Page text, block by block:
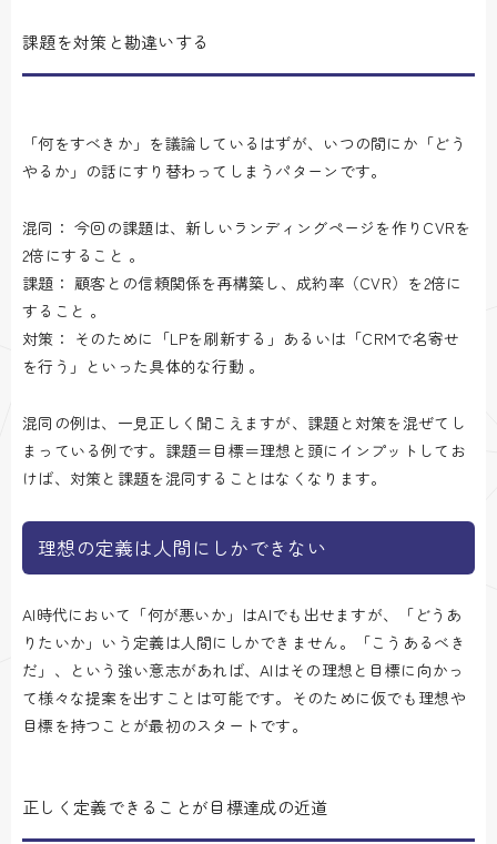
課題を対策と勘違いする
「何をすべきか」を議論しているはずが、いつの間にか「どう
やるか」の話にすり替わってしまうパターンです。
混同： 今回の課題は、新しいランディングページを作りCVRを
2倍にすること 。
課題： 顧客との信頼関係を再構築し、成約率（CVR）を2倍に
すること 。
対策： そのために「LPを刷新する」あるいは「CRMで名寄せ
を行う」といった具体的な行動 。
混同の例は、一見正しく聞こえますが、課題と対策を混ぜてし
まっている例です。課題＝目標＝理想と頭にインプットしてお
けば、対策と課題を混同することはなくなります。
理想の定義は人間にしかできない
AI時代において「何が悪いか」はAIでも出せますが、「どうあ
りたいか」いう定義は人間にしかできません。「こうあるべき
だ」、という強い意志があれば、AIはその理想と目標に向かっ
て様々な提案を出すことは可能です。そのために仮でも理想や
目標を持つことが最初のスタートです。
正しく定義できることが目標達成の近道